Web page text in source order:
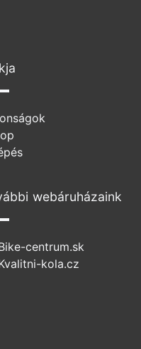
webáruházaink
centrum.sk
kola.cz